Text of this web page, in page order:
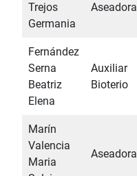
Trejos
Germania
Aseadora
Fernández
Serna
Beatriz
Elena
Auxiliar
Bioterio
Marín
Valencia
Maria
Aseadora